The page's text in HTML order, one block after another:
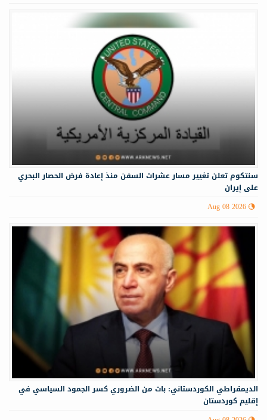
سنتكوم تعلن تغيير مسار عشرات السفن منذ إعادة فرض الحصار البحري
على إيران
Aug 08 2026
الديمقراطي الكوردستاني: بات من الضروري كسر الجمود السياسي في
إقليم كوردستان